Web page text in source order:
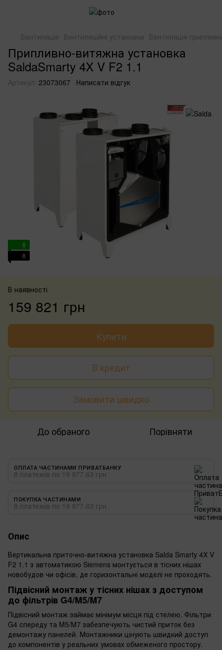
Вентиляція Вентиляційні установки Вентиляція
Припливно-витяжна установка
SaldaSmarty 4X V F2 1.1
Артикул: 23073067 Написати відгук
8
8
В наявності
159 821 грн
Купити
В кредит
Замовити швидко
До обраного Порівняти
ОПЛАТА ЧАСТИНАМИ ПРИВАТБАНКУ
8 платежів по 19 977.63 грн
ПОКУПКА ЧАСТИНАМИ
8 платежів по 19 977.63 грн
Опис
Вертикальна приточно-витяжна установка Salda Smarty 4X V
F2 1.1 з автоматикою Siemens монтується в тісних нішах
новобудов чи офісів, де горизонтальні моделі не проходять.
Підвісний монтаж у тісних нішах з доступом
до фільтрів G4/M5/M7
Підвісний монтаж займає мінімум місця під стелею. Фільтри
G4 спереду та M5/M7 забезпечують чистий приток без
демонтажу панелей. Монтажники цінують швидкий доступ
до компонентів у реальних умовах обмеженого простору.